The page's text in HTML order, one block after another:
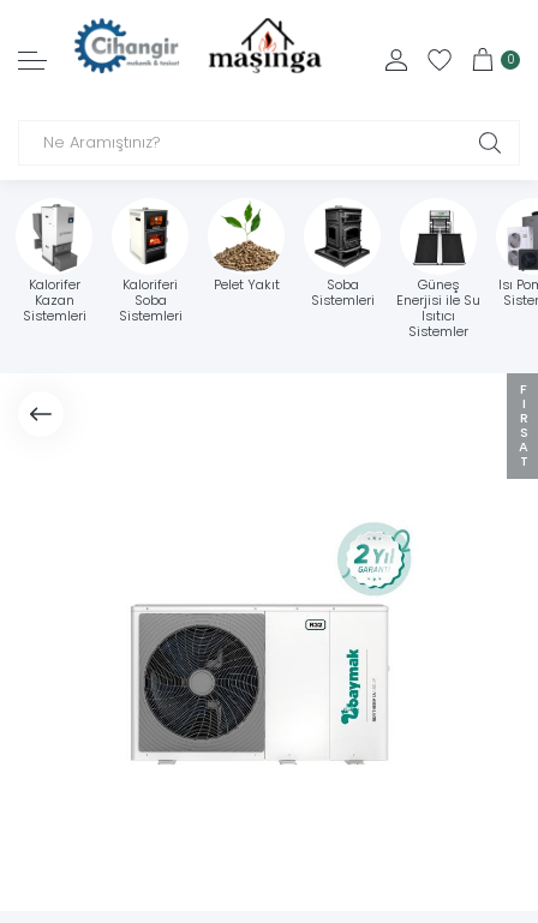
0
Kalorifer
Kazan
Sistemleri
Kaloriferi
Soba
Sistemleri
Pelet Yakıt
Soba
Sistemleri
Güneş
Enerjisi ile Su
Isıtıcı
Sistemler
Isı
FIRSAT